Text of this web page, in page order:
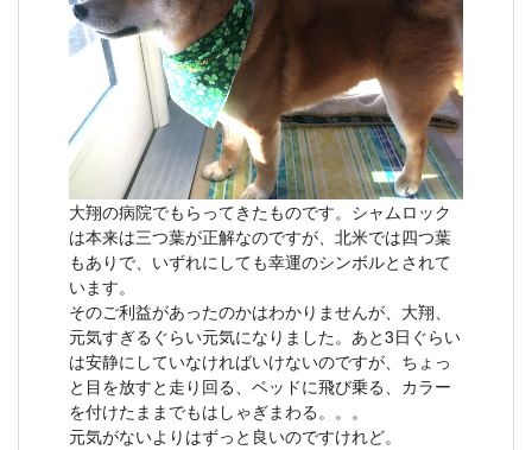
大翔の病院でもらってきたものです。シャムロック
は本来は三つ葉が正解なのですが、北米では四つ葉
もありで、いずれにしても幸運のシンボルとされて
います。
そのご利益があったのかはわかりませんが、大翔、
元気すぎるぐらい元気になりました。あと3日ぐらい
は安静にしていなければいけないのですが、ちょっ
と目を放すと走り回る、ベッドに飛び乗る、カラー
を付けたままでもはしゃぎまわる。。。
元気がないよりはずっと良いのですけれど。